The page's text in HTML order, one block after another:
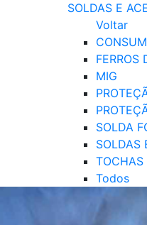
SOLDAS E
Voltar
FERROS
MIG
SOLDA
SOLDAS
TOCHAS
Todos